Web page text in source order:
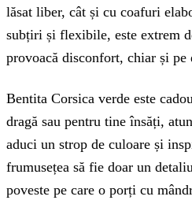
lăsat liber, cât și cu coafuri
subțiri și flexibile, este extrem
provoacă disconfort, chiar și
Bentita Corsica verde este
dragă sau pentru tine însăți,
aduci un strop de culoare și
frumusețea să fie doar un
poveste pe care o porți cu